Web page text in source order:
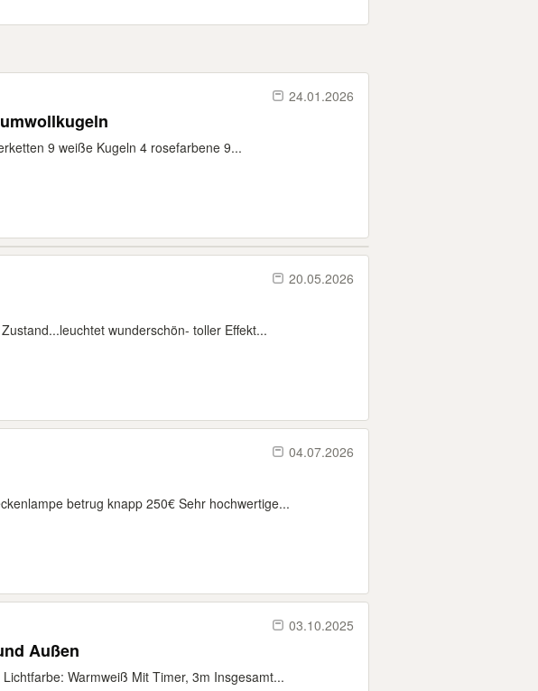
24.01.2026
9 weiße Kugeln 4 rosefarbene 9...
20.05.2026
wunderschön- toller Effekt...
04.07.2026
betrug knapp 250€ Sehr hochwertige...
03.10.2025
Außen
Warmweiß Mit Timer, 3m Insgesamt...